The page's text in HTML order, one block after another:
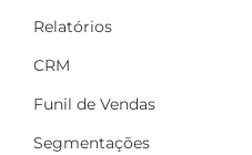
Relatórios
CRM
Funil de Vendas
Segmentações